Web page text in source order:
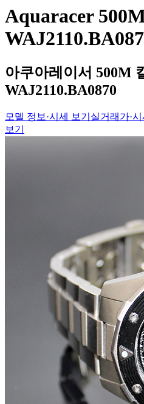
Aquaracer
아쿠아레이서 500M
WAJ2110.BA0870
모델 정보·시세 보기 실거래가·시
보기